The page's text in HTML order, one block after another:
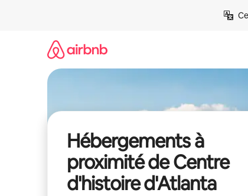
Hébergements à
proximité de Centre
d'histoire d'Atlanta